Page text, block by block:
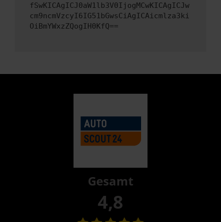
fSwKICAgICJ0aW1lb3V0IjogMCwKICAgICJw
cm9ncmVzcyI6IG51bGwsCiAgICAicmlza3ki
OiBmYWxzZQogIH0KfQ==
Gesamt
4,8